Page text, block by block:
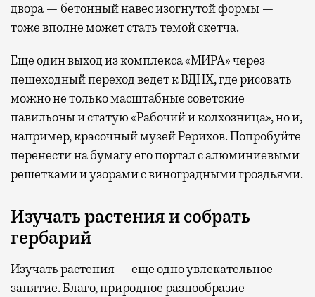
двора — бетонный навес изогнутой формы —
тоже вполне может стать темой скетча.
Еще один выход из комплекса «МИРА» через
пешеходный переход ведет к ВДНХ, где рисовать
можно не только масштабные советские
павильоны и статую «Рабочий и колхозница», но и,
например, красочный музей Рерихов. Попробуйте
перенести на бумагу его портал с алюминиевыми
решетками и узорами с виноградными гроздьями.
Изучать растения и собрать
гербарий
Изучать растения — еще одно увлекательное
занятие. Благо, природное разнообразие